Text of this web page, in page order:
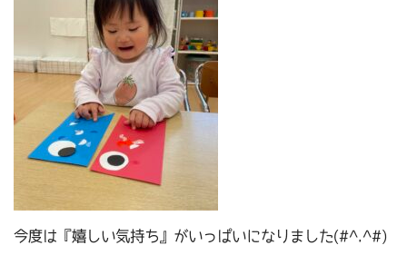
今度は『嬉しい気持ち』がいっぱいになりました(#^.^#)